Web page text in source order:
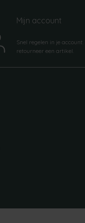
Mijn account
Snel regelen in je
retourneer een artikel.